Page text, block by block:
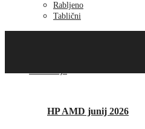
Rabljeno
Tablični
HP AMD junij 2026